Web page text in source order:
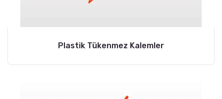
Plastik Tükenmez Kalemler